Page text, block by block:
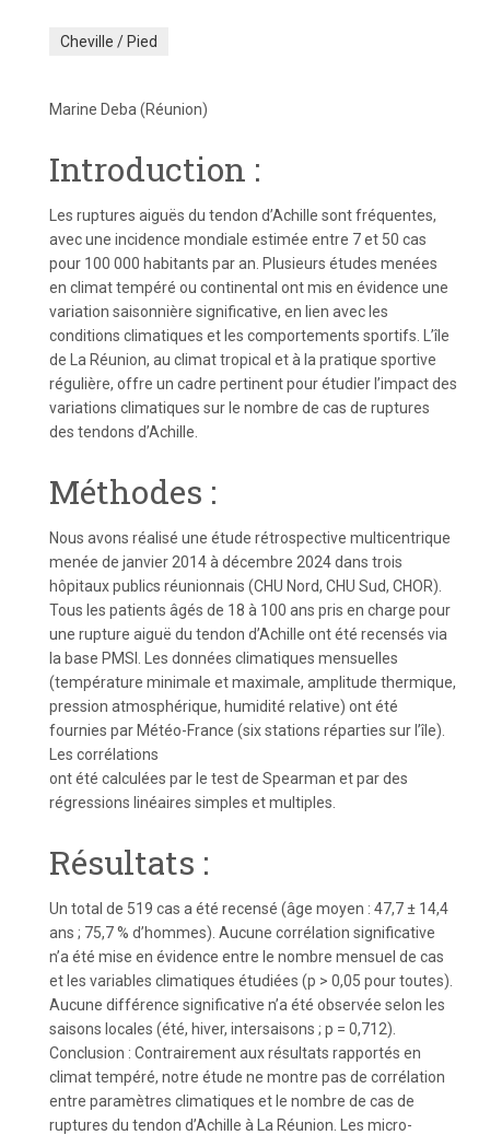
Cheville / Pied
Marine Deba (Réunion)
Introduction :
Les ruptures aiguës du tendon d’Achille sont fréquentes,
avec une incidence mondiale estimée entre 7 et 50 cas
pour 100 000 habitants par an. Plusieurs études menées
en climat tempéré ou continental ont mis en évidence une
variation saisonnière significative, en lien avec les
conditions climatiques et les comportements sportifs. L’île
de La Réunion, au climat tropical et à la pratique sportive
régulière, offre un cadre pertinent pour étudier l’impact des
variations climatiques sur le nombre de cas de ruptures
des tendons d’Achille.
Méthodes :
Nous avons réalisé une étude rétrospective multicentrique
menée de janvier 2014 à décembre 2024 dans trois
hôpitaux publics réunionnais (CHU Nord, CHU Sud, CHOR).
Tous les patients âgés de 18 à 100 ans pris en charge pour
une rupture aiguë du tendon d’Achille ont été recensés via
la base PMSI. Les données climatiques mensuelles
(température minimale et maximale, amplitude thermique,
pression atmosphérique, humidité relative) ont été
fournies par Météo-France (six stations réparties sur l’île).
Les corrélations
ont été calculées par le test de Spearman et par des
régressions linéaires simples et multiples.
Résultats :
Un total de 519 cas a été recensé (âge moyen : 47,7 ± 14,4
ans ; 75,7 % d’hommes). Aucune corrélation significative
n’a été mise en évidence entre le nombre mensuel de cas
et les variables climatiques étudiées (p > 0,05 pour toutes).
Aucune différence significative n’a été observée selon les
saisons locales (été, hiver, intersaisons ; p = 0,712).
Conclusion : Contrairement aux résultats rapportés en
climat tempéré, notre étude ne montre pas de corrélation
entre paramètres climatiques et le nombre de cas de
ruptures du tendon d’Achille à La Réunion. Les micro-